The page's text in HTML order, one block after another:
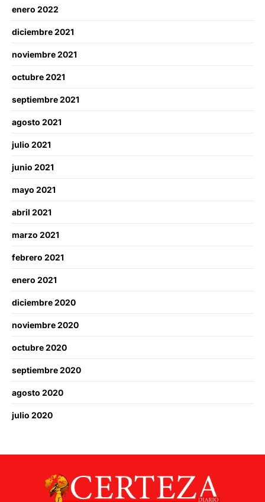
enero 2022
diciembre 2021
noviembre 2021
octubre 2021
septiembre 2021
agosto 2021
julio 2021
junio 2021
mayo 2021
abril 2021
marzo 2021
febrero 2021
enero 2021
diciembre 2020
noviembre 2020
octubre 2020
septiembre 2020
agosto 2020
julio 2020